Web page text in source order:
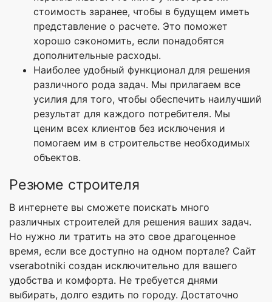
стоимость заранее, чтобы в будущем иметь
представление о расчете. Это поможет
хорошо сэкономить, если понадобятся
дополнительные расходы.
Наиболее удобный функционал для решения
различного рода задач. Мы прилагаем все
усилия для того, чтобы обеспечить наилучший
результат для каждого потребителя. Мы
ценим всех клиентов без исключения и
помогаем им в строительстве необходимых
объектов.
Резюме строителя
В интернете вы сможете поискать много
различных строителей для решения ваших задач.
Но нужно ли тратить на это свое драгоценное
время, если все доступно на одном портале? Сайт
vserabotniki создан исключительно для вашего
удобства и комфорта. Не требуется днями
выбирать, долго ездить по городу. Достаточно